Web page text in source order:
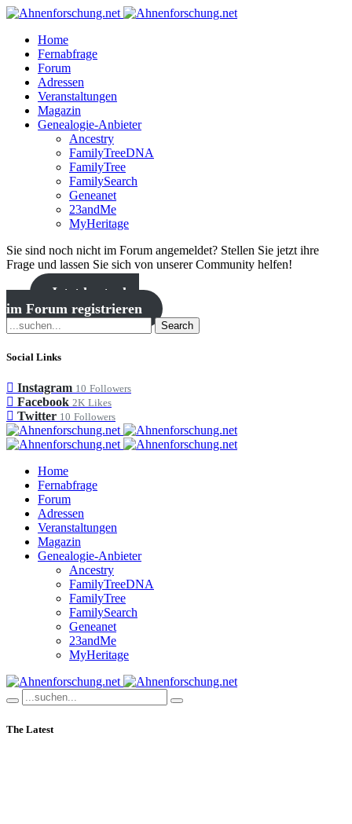
Home
Fernabfrage
Forum
Adressen
Veranstaltungen
Magazin
Genealogie-Anbieter
Ancestry
FamilyTreeDNA
FamilyTree
FamilySearch
Geneanet
23andMe
MyHeritage
Sie sind noch nicht im Forum angemeldet? Stellen Sie jetzt ihre
Frage und lassen Sie sich von unserer Community helfen!
Jetzt kostenlos
im Forum registrieren
Search
Social Links
Instagram 10 Followers
Facebook 2K Likes
Twitter 10 Followers
Home
Fernabfrage
Forum
Adressen
Veranstaltungen
Magazin
Genealogie-Anbieter
Ancestry
FamilyTreeDNA
FamilyTree
FamilySearch
Geneanet
23andMe
MyHeritage
The Latest